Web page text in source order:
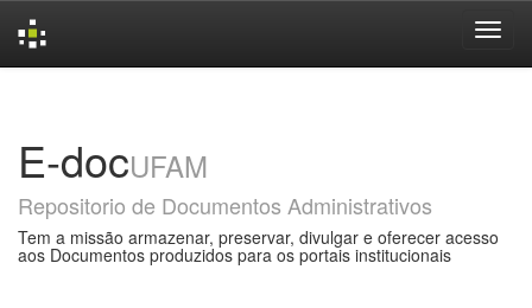
E-docUFAM
Repositorio de Documentos Administrativos
Tem a missão armazenar, preservar, divulgar e oferecer acesso
aos Documentos produzidos para os portais institucionais